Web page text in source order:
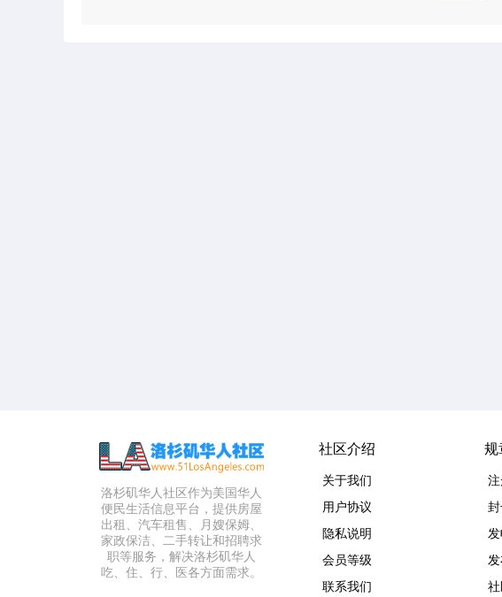
洛杉矶华人社区作为美国华人
便民生活信息平台，提供房屋
出租、汽车租售、月嫂保姆、
家政保洁、二手转让和招聘求
职等服务，解决洛杉矶华人
吃、住、行、医各方面需求。
社区介绍
关于我们
用户协议
隐私说明
会员等级
联系我们
规
注
封